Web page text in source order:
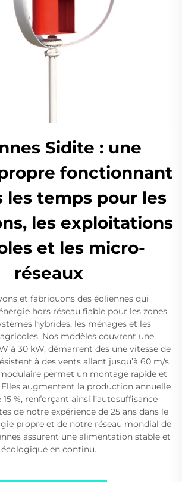
Sidite : une
fonctionnant
les temps pour les
les exploitations
et les micro-
réseaux
et fabriquons des éoliennes qui
hors réseau fiable pour les zones
hybrides, les ménages et les
Nos modèles couvrent une
à 30 kW, démarrent dès une vitesse de
à des vents allant jusqu’à 60 m/s.
permet un montage rapide et
augmentent la production annuelle
%, renforçant ainsi l’autosuffisance
de notre expérience de 25 ans dans le
propre et de notre réseau mondial de
assurent une alimentation stable et
écologique en continu.